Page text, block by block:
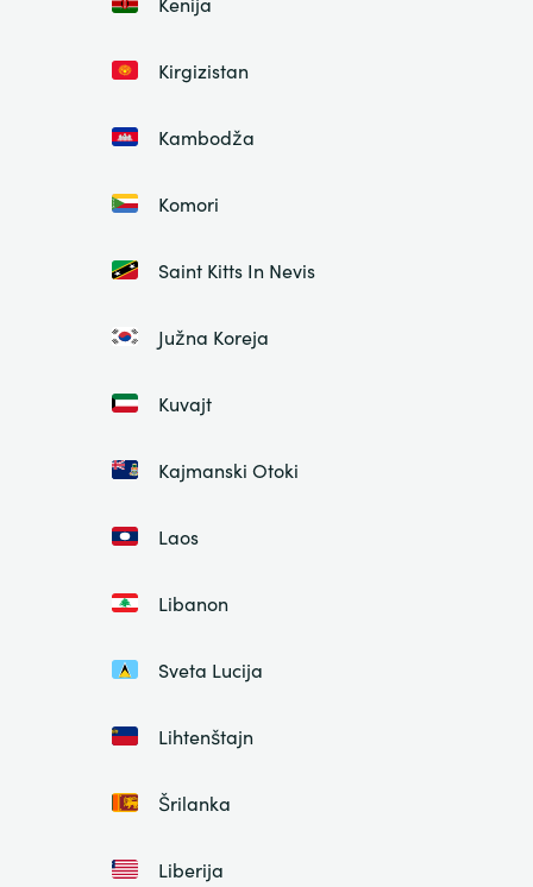
Kirgizistan
Kambodža
Komori
Saint Kitts In Nevis
Južna Koreja
Kuvajt
Kajmanski Otoki
Laos
Libanon
Sveta Lucija
Lihtenštajn
Šrilanka
Liberija